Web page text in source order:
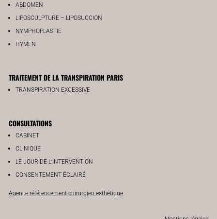
ABDOMEN
LIPOSCULPTURE – LIPOSUCCION
NYMPHOPLASTIE
HYMEN
TRAITEMENT DE LA TRANSPIRATION PARIS
TRANSPIRATION EXCESSIVE
CONSULTATIONS
CABINET
CLINIQUE
LE JOUR DE L’INTERVENTION
CONSENTEMENT ÉCLAIRÉ
Agence référencement chirurgien esthétique